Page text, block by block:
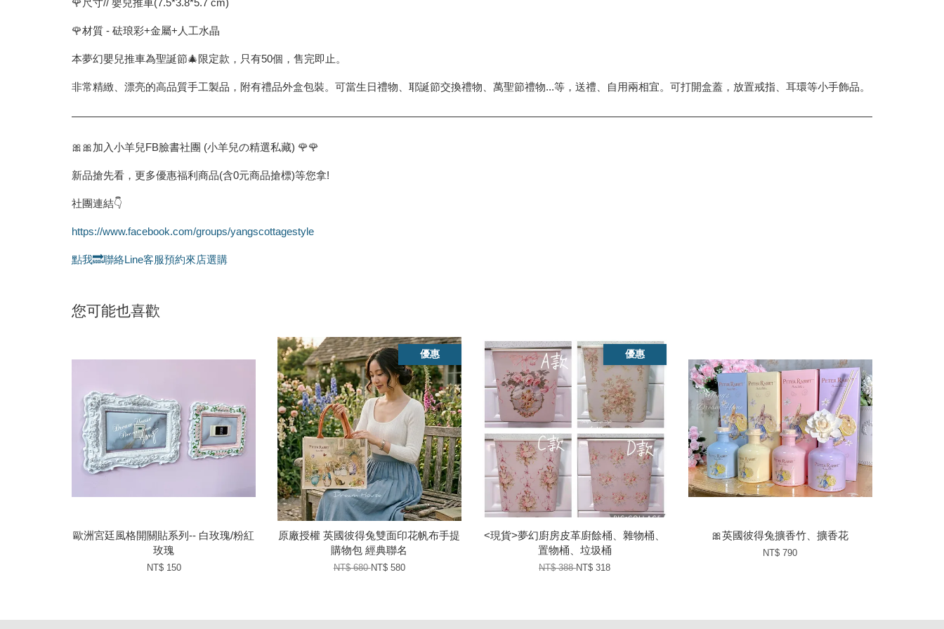
🌹尺寸// 嬰兒推車(7.5*3.8*5.7 cm)
🌹材質 - 砝琅彩+金屬+人工水晶
本夢幻嬰兒推車為聖誕節🎄限定款，只有50個，售完即止。
非常精緻、漂亮的高品質手工製品，附有禮品外盒包裝。可當生日禮物、耶誕節交換禮物、萬聖節禮物...等，送禮、自用兩相宜。可打開盒蓋，放置戒指、耳環等小手飾品。
🎀🎀加入小羊兒FB臉書社團 (小羊兒の精選私藏) 🌹🌹
新品搶先看，更多優惠福利商品(含0元商品搶標)等您拿!
社團連結👇
https://www.facebook.com/groups/yangscottagestyle
點我🔜聯絡Line客服預約來店選購
您可能也喜歡
歐洲宮廷風格開關貼系列-- 白玫瑰/粉紅
玫瑰
NT$ 150
優惠
原廠授權 英國彼得兔雙面印花帆布手提
購物包 經典聯名
NT$ 680NT$ 580
優惠
<現貨>夢幻廚房皮革廚餘桶、雜物桶、
置物桶、垃圾桶
NT$ 388NT$ 318
🎀英國彼得兔擴香竹、擴香花
NT$ 790